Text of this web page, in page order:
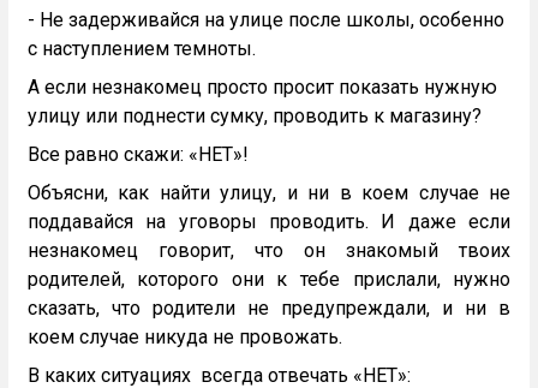
- Не задерживайся на улице после школы, особенно
с наступлением темноты.
А если незнакомец просто просит показать нужную
улицу или поднести сумку, проводить к магазину?
Все равно скажи: «НЕТ»!
Объясни, как найти улицу, и ни в коем случае не
поддавайся на уговоры проводить. И даже если
незнакомец говорит, что он знакомый твоих
родителей, которого они к тебе прислали, нужно
сказать, что родители не предупреждали, и ни в
коем случае никуда не провожать.
В каких ситуациях всегда отвечать «НЕТ»: